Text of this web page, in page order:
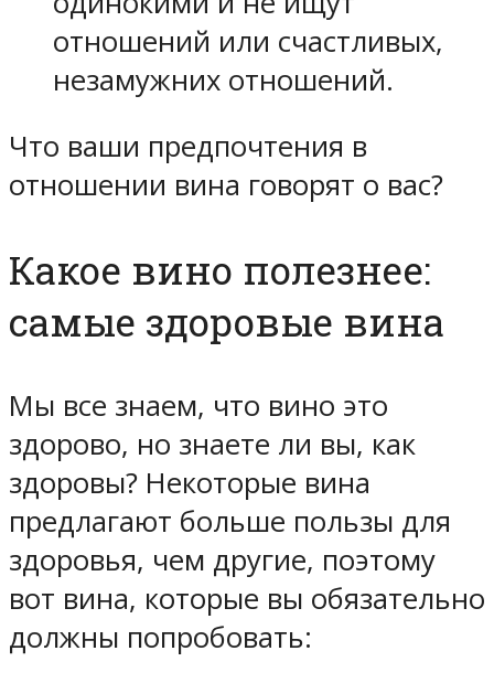
отношений или счастливых,
незамужних отношений.
Что ваши предпочтения в
отношении вина говорят о вас?
Какое вино полезнее:
самые здоровые вина
Мы все знаем, что вино это
здорово, но знаете ли вы, как
здоровы? Некоторые вина
предлагают больше пользы для
здоровья, чем другие, поэтому
вот вина, которые вы обязательно
должны попробовать: